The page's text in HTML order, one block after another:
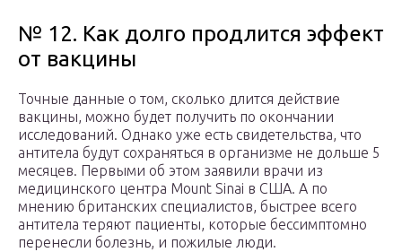
№ 12. Как долго продлится эффект
от вакцины
Точные данные о том, сколько длится действие
вакцины, можно будет получить по окончании
исследований. Однако уже есть свидетельства, что
антитела будут сохраняться в организме не дольше 5
месяцев. Первыми об этом заявили врачи из
медицинского центра Mount Sinai в США. А по
мнению британских специалистов, быстрее всего
антитела теряют пациенты, которые бессимптомно
перенесли болезнь, и пожилые люди.